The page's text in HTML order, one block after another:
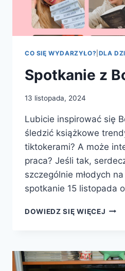
CO SIĘ WYDARZYŁO? DLA
Spotkanie z
13 listopada, 2024
Lubicie inspirować się
śledzić książkowe
tiktokerami? A może
praca? Jeśli tak,
szczególnie młodych
spotkanie 15 listopada
DOWIEDZ SIĘ WIĘCEJ